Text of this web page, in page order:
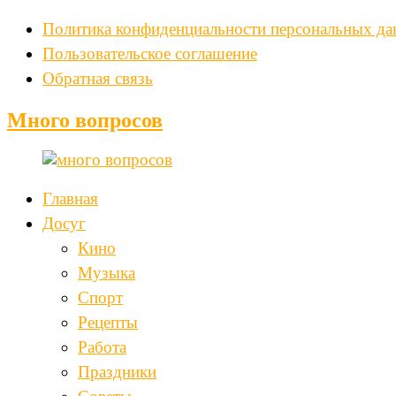
Политика конфиденциальности персональных
Пользовательское соглашение
Обратная связь
Много вопросов
Главная
Досуг
Кино
Музыка
Спорт
Рецепты
Работа
Праздники